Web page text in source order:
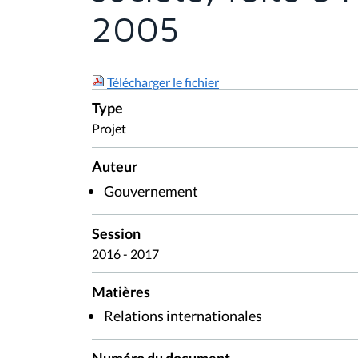
2005
Télécharger le fichier
Type
Projet
Auteur
Gouvernement
Session
2016 - 2017
Matières
Relations internationales